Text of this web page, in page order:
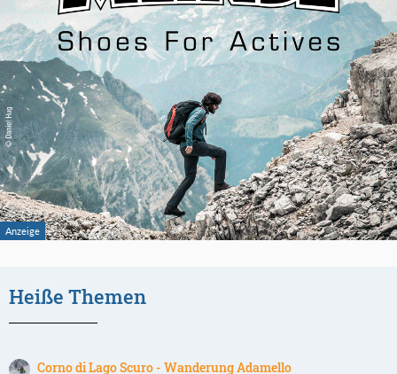
Heiße Themen
Corno di Lago Scuro - Wanderung Adamello